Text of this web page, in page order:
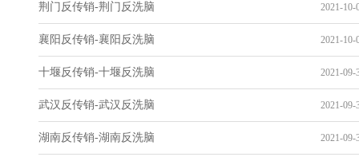
荆门反传销-荆门反洗脑 2021-10-
襄阳反传销-襄阳反洗脑 2021-10-
十堰反传销-十堰反洗脑 2021-09-
武汉反传销-武汉反洗脑 2021-09-
湖南反传销-湖南反洗脑 2021-09-